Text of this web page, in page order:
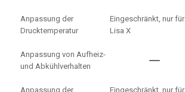
Anpassung der
Drucktemperatur
Eingeschränkt, nur für
Lisa X
Anpassung von Aufheiz-
und Abkühlverhalten
Anpassung der
Eingeschränkt, nur für